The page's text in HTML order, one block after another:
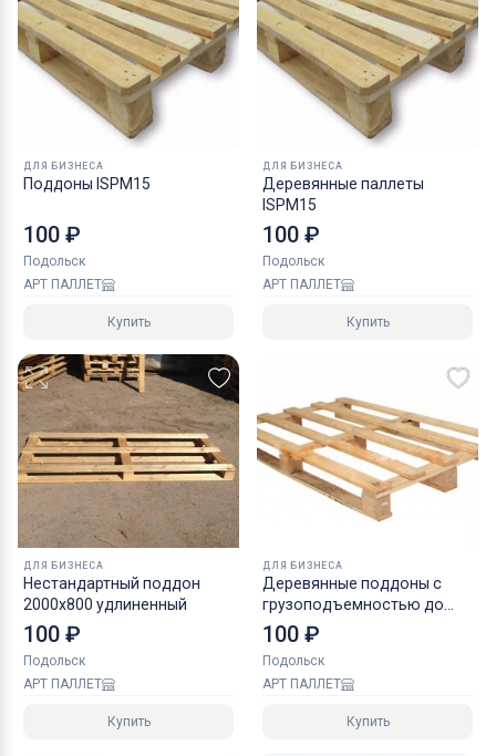
ДЛЯ БИЗНЕСА
Поддоны ISPM15
100 ₽
Подольск
АРТ ПАЛЛЕТ
Купить
ДЛЯ БИЗНЕСА
Деревянные паллеты
ISPM15
100 ₽
Подольск
АРТ ПАЛЛЕТ
Купить
ДЛЯ БИЗНЕСА
Нестандартный поддон
2000х800 удлиненный
100 ₽
Подольск
АРТ ПАЛЛЕТ
Купить
ДЛЯ БИЗНЕСА
Деревянные поддоны с
грузоподъемностью до
500 кг
100 ₽
Подольск
АРТ ПАЛЛЕТ
Купить